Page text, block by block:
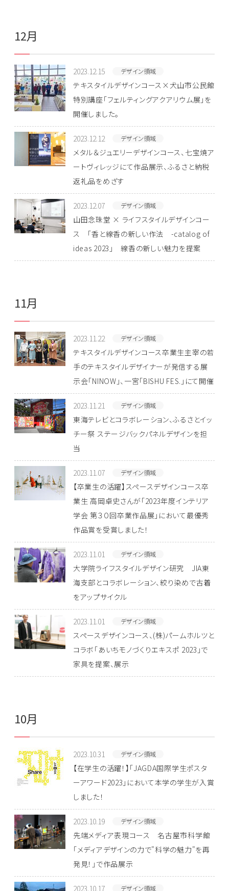
12月
2023.12.15 デザイン領域
テキスタイルデザインコース×犬山市公民館
特別講座「フェルティングアクアリウム展」を
開催しました。
2023.12.12 デザイン領域
メタル＆ジュエリーデザインコース、七宝焼ア
ートヴィレッジにて作品展示、ふるさと納税
返礼品をめざす
2023.12.07 デザイン領域
山田念珠堂 × ライフスタイルデザインコー
ス 「香と線香の新しい作法 -catalog of
ideas 2023」 線香の新しい魅力を提案
11月
2023.11.22 デザイン領域
テキスタイルデザインコース卒業生主宰の若
手のテキスタイルデザイナーが発信する展
示会「NINOW」、一宮「BISHU FES.」にて開催
2023.11.21 デザイン領域
東海テレビとコラボレーション、ふるさとイッ
チー祭 ステージバックパネルデザインを担
当
2023.11.07 デザイン領域
【卒業生の活躍】スペースデザインコース卒
業生 高岡卓史さんが「2023年度インテリア
学会 第３０回卒業作品展」において最優秀
作品賞を受賞しました！
2023.11.01 デザイン領域
大学院ライフスタイルデザイン研究 JIA東
海支部とコラボレーション、絞り染めで古着
をアップサイクル
2023.11.01 デザイン領域
スペースデザインコース、(株)パームホルツと
コラボ「あいちモノづくりエキスポ 2023」で
家具を提案、展示
10月
2023.10.31 デザイン領域
【在学生の活躍！】「JAGDA国際学生ポスタ
ーアワード2023」において本学の学生が入賞
しました！
2023.10.19 デザイン領域
先端メディア表現コース 名古屋市科学館
「メディアデザインの力で"科学の魅力"を再
発見！」で作品展示
2023.10.17 デザイン領域